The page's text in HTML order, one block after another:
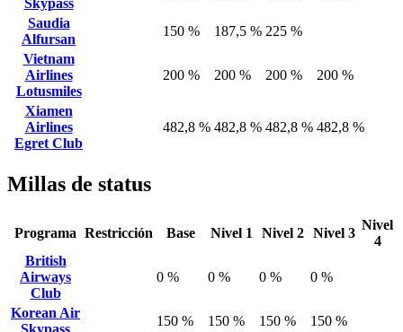
Saudia
Alfursan
150 % 187,5 % 225 %
Vietnam
Airlines
Lotusmiles
200 % 200 % 200 % 200 %
Xiamen
Airlines
Egret Club
482,8 % 482,8 % 482,8 % 482,8 %
Millas de status
Programa Restricción Base Nivel 1 Nivel 2 Nivel 3
Nivel
4
British
Airways
Club
0 % 0 % 0 % 0 %
Korean Air
Skypass
150 % 150 % 150 % 150 %